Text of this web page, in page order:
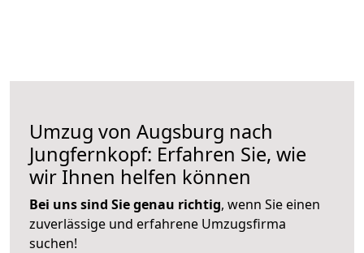
Umzug von Augsburg nach
Jungfernkopf: Erfahren Sie, wie
wir Ihnen helfen können
Bei uns sind Sie genau richtig, wenn Sie einen
zuverlässige und erfahrene Umzugsfirma
suchen!